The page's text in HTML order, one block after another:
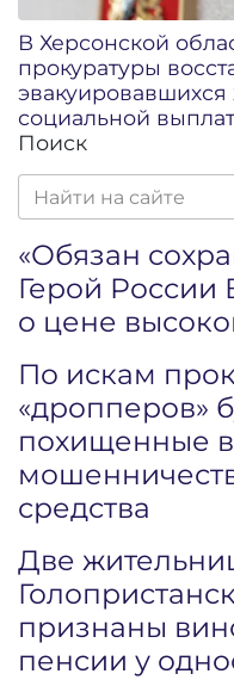
В Херсонской
прокуратуры
социальной
Поиск
«Обязан
Герой России
о цене
По искам
«дропперов»
похищенные в
средства
Две
признаны
пенсии у